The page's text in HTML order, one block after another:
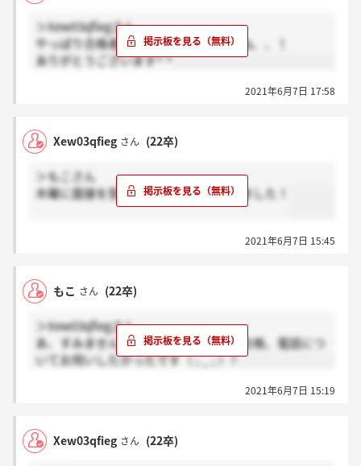
＞Xew03qfiegさん
やっぱり合格者には電話連絡なんですね、、！
ありがとうございます^ ^
2021年6月7日 17:58
Xew03qfieg さん (22卒)
＞もこさん
木曜に面接を受けて翌日にお電話が来ました！
2021年6月7日 15:45
もこ さん (22卒)
＞Xew03qfiegさん
あ、すみません間違えました！その場合格、電話につ
いてお伺いしたかったです（ ; _ ; ）?
2021年6月7日 15:19
Xew03qfieg さん (22卒)